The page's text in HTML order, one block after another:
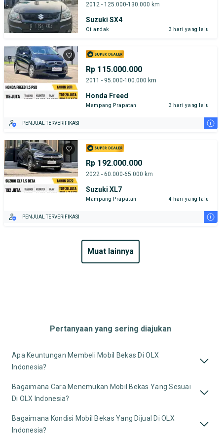
2012 - 125.000-130.000 km
Suzuki SX4
Cilandak 3 hari yang lalu
Rp 115.000.000
2011 - 95.000-100.000 km
Honda Freed
Mampang Prapatan 3 hari yang lalu
PENJUAL TERVERIFIKASI i
Rp 192.000.000
2022 - 60.000-65.000 km
Suzuki XL7
Mampang Prapatan 4 hari yang lalu
PENJUAL TERVERIFIKASI i
muat lainnya
Pertanyaan yang sering diajukan
Apa Keuntungan Membeli Mobil Bekas Di OLX
Indonesia?
Bagaimana Cara Menemukan Mobil Bekas Yang Sesuai
Di OLX Indonesia?
Bagaimana Kondisi Mobil Bekas Yang Dijual Di OLX
Indonesia?